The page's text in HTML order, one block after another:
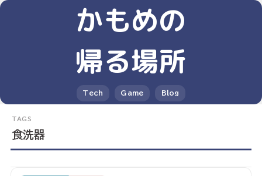
かもめの
帰る場所
Tech Game Blog
食洗器